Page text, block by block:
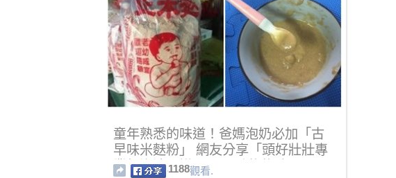
童年熟悉的味道！爸媽泡奶必加「古
早味米麩粉」 網友分享「頭好壯壯專
業級泡法」讚翻：喝到嚇嚇叫
1188觀看.